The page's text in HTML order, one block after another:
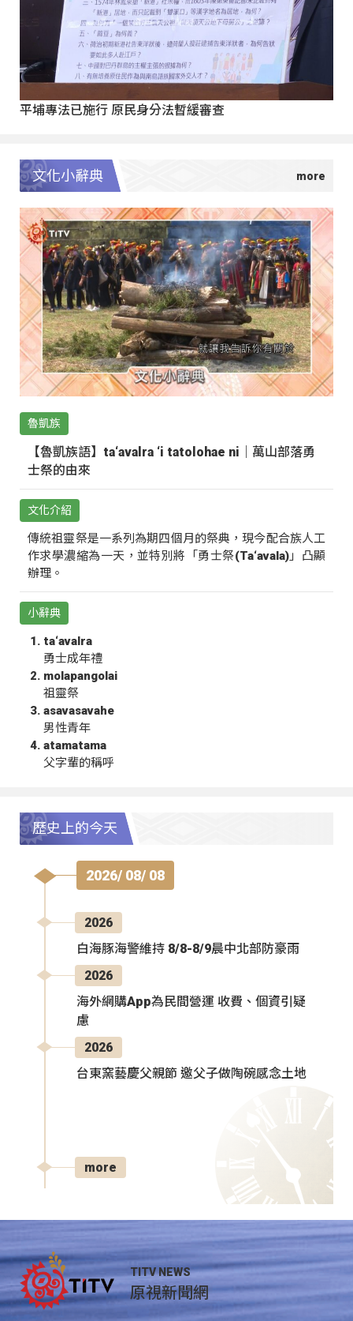
平埔專法已施行 原民身分法暫緩審查
文化小辭典
魯凱族
【魯凱族語】ta‘avalra ‘i tatolohae ni｜萬山部落勇
士祭的由來
文化介紹
傳統祖靈祭是一系列為期四個月的祭典，現今配合族人工
作求學濃縮為一天，並特別將「勇士祭(Ta‘avala)」凸顯
辦理。
小辭典
ta‘avalra
勇士成年禮
molapangolai
祖靈祭
asavasavahe
男性青年
atamatama
父字輩的稱呼
歷史上的今天
2026/ 08/ 08
2026
白海豚海警維持 8/8-8/9晨中北部防豪雨
2026
海外網購App為民間營運 收費、個資引疑
慮
2026
台東窯藝慶父親節 邀父子做陶碗感念土地
more
TITV NEWS
原視新聞網